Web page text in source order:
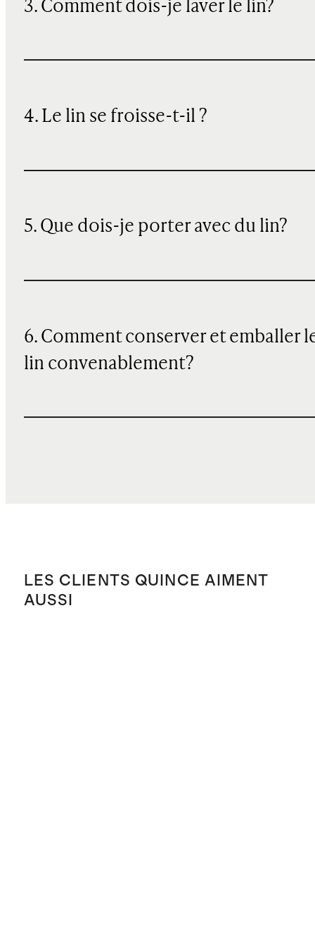
3. Comment dois-je laver le lin?
4. Le lin se froisse-t-il ?
5. Que dois-je porter avec du lin?
6. Comment conserver et emballer
lin convenablement?
LES CLIENTS QUINCE AIMENT
AUSSI